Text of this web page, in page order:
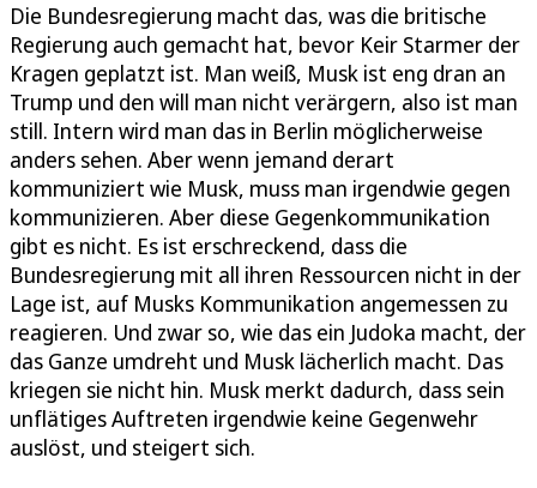
Die Bundesregierung macht das, was die britische
Regierung auch gemacht hat, bevor Keir Starmer der
Kragen geplatzt ist. Man weiß, Musk ist eng dran an
Trump und den will man nicht verärgern, also ist man
still. Intern wird man das in Berlin möglicherweise
anders sehen. Aber wenn jemand derart
kommuniziert wie Musk, muss man irgendwie gegen
kommunizieren. Aber diese Gegenkommunikation
gibt es nicht. Es ist erschreckend, dass die
Bundesregierung mit all ihren Ressourcen nicht in der
Lage ist, auf Musks Kommunikation angemessen zu
reagieren. Und zwar so, wie das ein Judoka macht, der
das Ganze umdreht und Musk lächerlich macht. Das
kriegen sie nicht hin. Musk merkt dadurch, dass sein
unflätiges Auftreten irgendwie keine Gegenwehr
auslöst, und steigert sich.